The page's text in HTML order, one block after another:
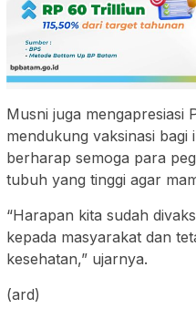
Musni juga mengapresiasi
mendukung vaksinasi
berharap semoga para
tubuh yang tinggi agar
“Harapan kita sudah
kepada masyarakat dan
kesehatan,” ujarnya.
(ard)